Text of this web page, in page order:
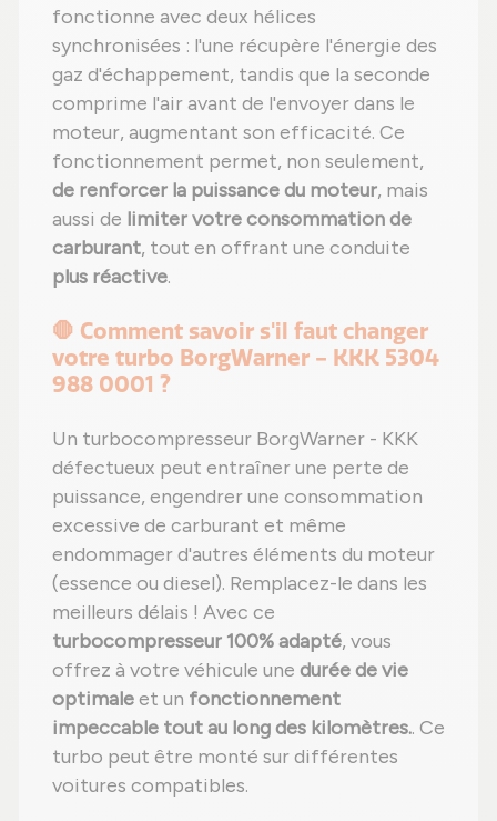
fonctionne avec deux hélices
synchronisées : l'une récupère l'énergie des
gaz d'échappement, tandis que la seconde
comprime l'air avant de l'envoyer dans le
moteur, augmentant son efficacité. Ce
fonctionnement permet, non seulement,
de renforcer la puissance du moteur, mais
aussi de limiter votre consommation de
carburant, tout en offrant une conduite
plus réactive.
🛑 Comment savoir s'il faut changer
votre turbo BorgWarner - KKK 5304
988 0001 ?
Un turbocompresseur BorgWarner - KKK
défectueux peut entraîner une perte de
puissance, engendrer une consommation
excessive de carburant et même
endommager d'autres éléments du moteur
(essence ou diesel). Remplacez-le dans les
meilleurs délais ! Avec ce
turbocompresseur 100% adapté, vous
offrez à votre véhicule une durée de vie
optimaleet un fonctionnement
impeccable tout au long des kilomètres.. Ce
turbo peut être monté sur différentes
voitures compatibles.